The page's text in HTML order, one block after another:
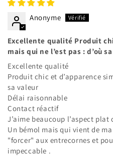
Anonyme
Excellente qualité Produit
mais qui ne l’est pas : d’où
Excellente qualité
Produit chic et d’apparence
sa valeur
Délai raisonnable
Contact réactif
J’aime beaucoup l’aspect
Un bémol mais qui vient de
"forcer" aux entrecornes et
impeccable .
Connexion requise
Connectez-vous à votre
produits à votre liste de
articles précédemment
Se